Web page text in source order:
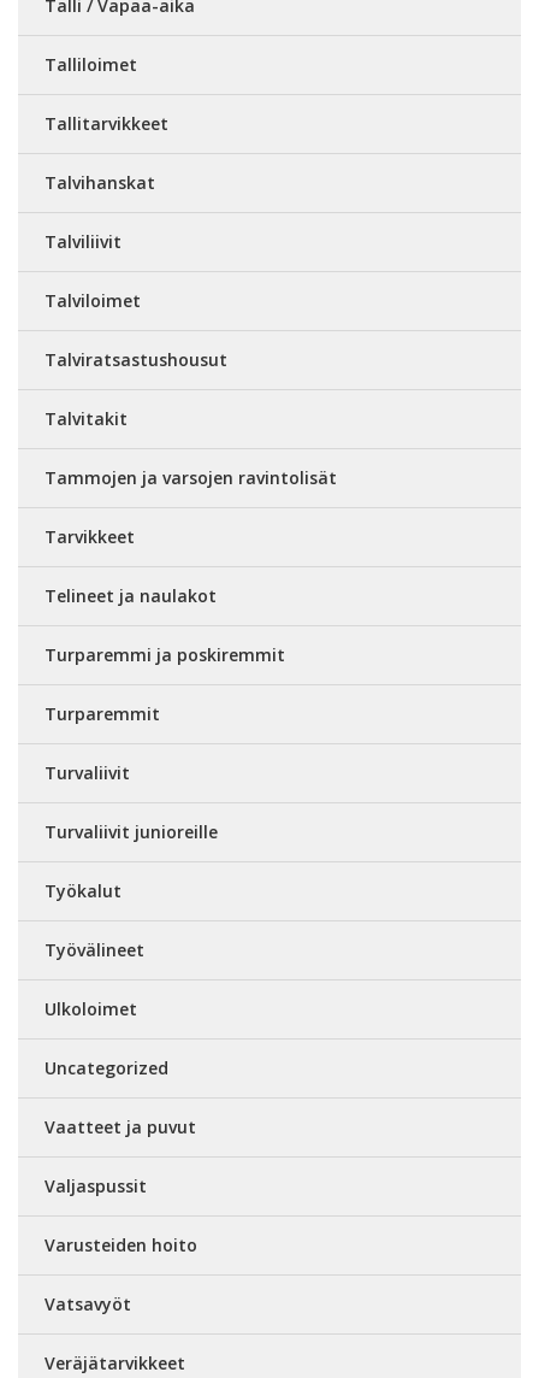
Talli / Vapaa-aika
Talliloimet
Tallitarvikkeet
Talvihanskat
Talviliivit
Talviloimet
Talviratsastushousut
Talvitakit
Tammojen ja varsojen ravintolisät
Tarvikkeet
Telineet ja naulakot
Turparemmi ja poskiremmit
Turparemmit
Turvaliivit
Turvaliivit junioreille
Työkalut
Työvälineet
Ulkoloimet
Uncategorized
Vaatteet ja puvut
Valjaspussit
Varusteiden hoito
Vatsavyöt
Veräjätarvikkeet